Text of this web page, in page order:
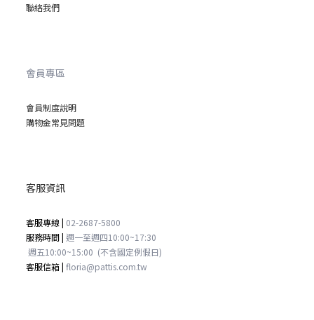
聯絡我們
會員專區
會員制度說明
購物金常見問題
客服資訊
客服專線 | 02-2687-5800
服務時間 | 週一至週四10:00~17:30
週五10:00~15:00 (不含國定例假日)
客服信箱 | floria@pattis.com.tw